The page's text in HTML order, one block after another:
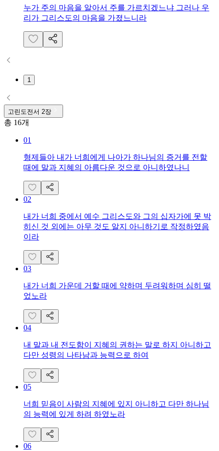
누가 주의 마음을 알아서 주를 가르치겠느냐 그러나 우
리가 그리스도의 마음을 가졌느니라
1
고린도전서 2장
총 16개
01
형제들아 내가 너희에게 나아가 하나님의 증거를 전할
때에 말과 지혜의 아름다운 것으로 아니하였나니
02
내가 너희 중에서 예수 그리스도와 그의 십자가에 못 박
히신 것 외에는 아무 것도 알지 아니하기로 작정하였음
이라
03
내가 너희 가운데 거할 때에 약하며 두려워하며 심히 떨
었노라
04
내 말과 내 전도함이 지혜의 권하는 말로 하지 아니하고
다만 성령의 나타남과 능력으로 하여
05
너희 믿음이 사람의 지혜에 있지 아니하고 다만 하나님
의 능력에 있게 하려 하였노라
06